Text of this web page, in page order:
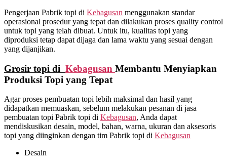
Pengerjaan Pabrik topi di Kebagusan menggunakan standar
operasional prosedur yang tepat dan dilakukan proses quality control
untuk topi yang telah dibuat. Untuk itu, kualitas topi yang
diproduksi tetap dapat dijaga dan lama waktu yang sesuai dengan
yang dijanjikan.
Grosir topi di Kebagusan Membantu Menyiapkan
Produksi Topi yang Tepat
Agar proses pembuatan topi lebih maksimal dan hasil yang
didapatkan memuaskan, sebelum melakukan pesanan di jasa
pembuatan topi Pabrik topi di Kebagusan, Anda dapat
mendiskusikan desain, model, bahan, warna, ukuran dan aksesoris
topi yang diinginkan dengan tim Pabrik topi di Kebagusan
Desain